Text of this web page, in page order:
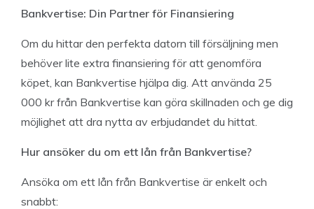
Bankvertise: Din Partner för Finansiering
Om du hittar den perfekta datorn till försäljning men
behöver lite extra finansiering för att genomföra
köpet, kan Bankvertise hjälpa dig. Att använda 25
000 kr från Bankvertise kan göra skillnaden och ge dig
möjlighet att dra nytta av erbjudandet du hittat.
Hur ansöker du om ett lån från Bankvertise?
Ansöka om ett lån från Bankvertise är enkelt och
snabbt: